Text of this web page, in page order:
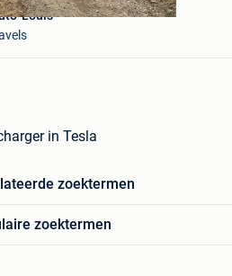
Louis
in Tesla
zoektermen
zoektermen